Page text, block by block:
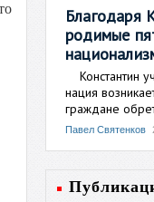
Благодаря
родимые
Константин
нация
граждане
Павел Святенков